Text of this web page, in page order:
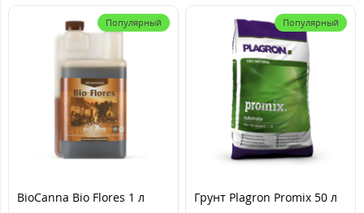
Популярный
BioCanna Bio Flores 1 л
Популярный
Грунт Plagron Promix 50 л